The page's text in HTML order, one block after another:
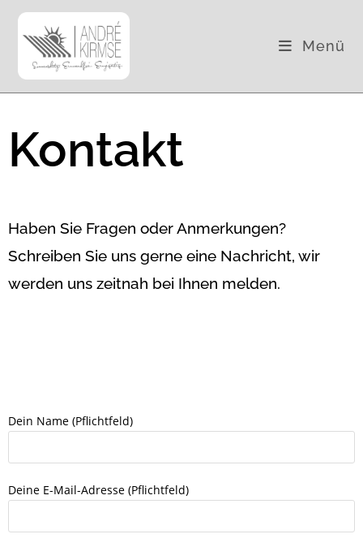
Menü
Kontakt
Haben Sie Fragen oder Anmerkungen?
Schreiben Sie uns gerne eine Nachricht, wir
werden uns zeitnah bei Ihnen melden.
Dein Name (Pflichtfeld)
Deine E-Mail-Adresse (Pflichtfeld)